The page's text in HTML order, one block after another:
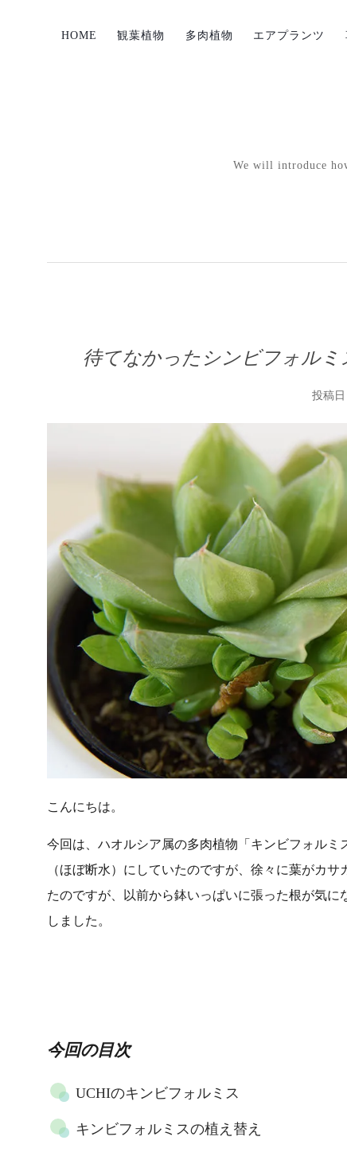
HOME 観葉植物 多肉植物 エアプランツ
We will introduce
待てなかったシンビフォル
投稿日
こんにちは。
今回は、ハオルシア属の多肉植物「キンビフォル
（ほぼ断水）にしていたのですが、徐々に葉がカ
たのですが、以前から鉢いっぱいに張った根が気
しました。
今回の目次
UCHIのキンビフォルミス
キンビフォルミスの植え替え